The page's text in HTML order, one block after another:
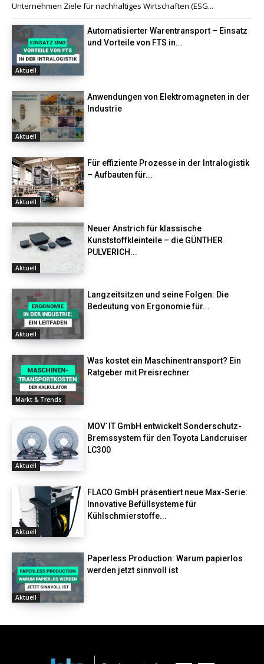
Unternehmen Ziele für nachhaltiges Wirtschaften (ESG...
Aktuell
Automatisierter Warentransport – Einsatz
und Vorteile von FTS in...
Aktuell
Anwendungen von Elektromagneten in der
Industrie
Aktuell
Für effiziente Prozesse in der Intralogistik
– Aufbauten für...
Aktuell
Neuer Anstrich für klassische
Kunststoffkleinteile – die GÜNTHER
PULVERICH...
Aktuell
Langzeitsitzen und seine Folgen: Die
Bedeutung von Ergonomie für...
Markt & Trends
Was kostet ein Maschinentransport? Ein
Ratgeber mit Preisrechner
Aktuell
MOV´IT GmbH entwickelt Sonderschutz-
Bremssystem für den Toyota Landcruiser
LC300
Aktuell
FLACO GmbH präsentiert neue Max-Serie:
Innovative Befüllsysteme für
Kühlschmierstoffe...
Aktuell
Paperless Production: Warum papierlos
werden jetzt sinnvoll ist